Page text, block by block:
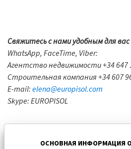
Свяжитесь с нами удобным для вас
WhatsApp, FaceTime, Viber:
Агентство недвижимости +34 647
Строительная компания +34 607
E-mail:elena@europisol.com
Skype: EUROPISOL
ОСНОВНАЯ ИНФОРМАЦИЯ О